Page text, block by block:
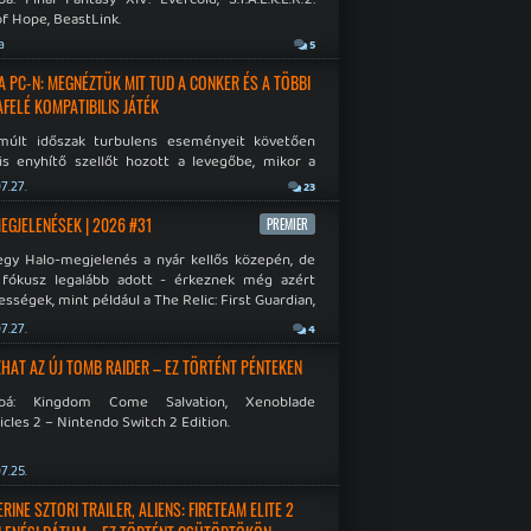
Hope, BeastLink.
5
PC-N: MEGNÉZTÜK MIT TUD A CONKER ÉS A TÖBBI
KOMPATIBILIS JÁTÉK
időszak turbulens eseményeit követően
enyhítő szellőt hozott a levegőbe, mikor a
bejelentette, hogy PC-re is kiterjesztik az
visszafelé kompatibilitást. Lássuk,
jutottak...
23
| 2026 #31 PREMIER
Halo-megjelenés a nyár kellős közepén, de
legalább adott - érkeznek még azért
mint például a The Relic: First Guardian,
Chronicles 2 és a Dispatch új átiratai vagy
a Mistfall Hunter
4
AZ ÚJ TOMB RAIDER – EZ TÖRTÉNT PÉNTEKEN
Kingdom Come Salvation, Xenoblade
2 – Nintendo Switch 2 Edition.
SZTORI TRAILER, ALIENS: FIRETEAM ELITE 2